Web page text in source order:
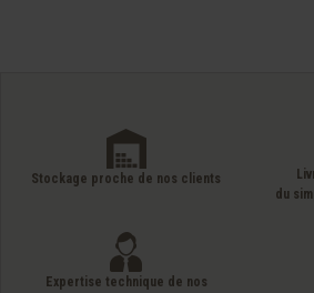
Stockage proche de nos clients
du
Expertise technique de nos